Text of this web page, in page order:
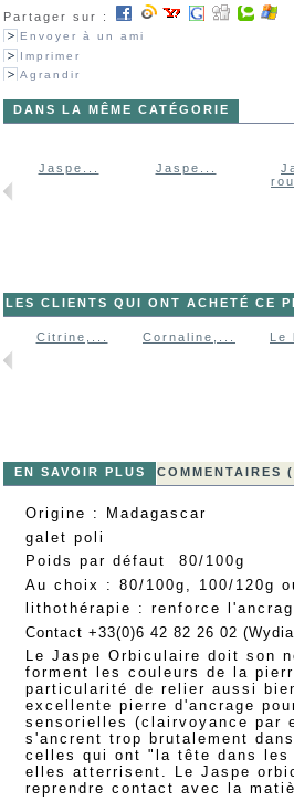
Partager sur :
Envoyer à un ami
Imprimer
Agrandir
DANS LA MÊME CATÉGORIE
Jaspe... Jaspe...
LES CLIENTS QUI ONT ACHETÉ CE
Citrine,... Cornaline,... Le
EN SAVOIR PLUS COMMENTAIRES
Origine : Madagascar
galet poli
Poids par défaut 80/100g
Au choix : 80/100g, 100/120g
lithothérapie : renforce
Contact +33(0)6 42 82 26 02
Le Jaspe Orbiculaire doit son
forment les couleurs de la
particularité de relier aussi
excellente pierre d'ancrage
sensorielles (clairvoyance par
s'ancrent trop brutalement
celles qui ont "la tête dans les
elles atterrisent. Le Jaspe
reprendre contact avec la